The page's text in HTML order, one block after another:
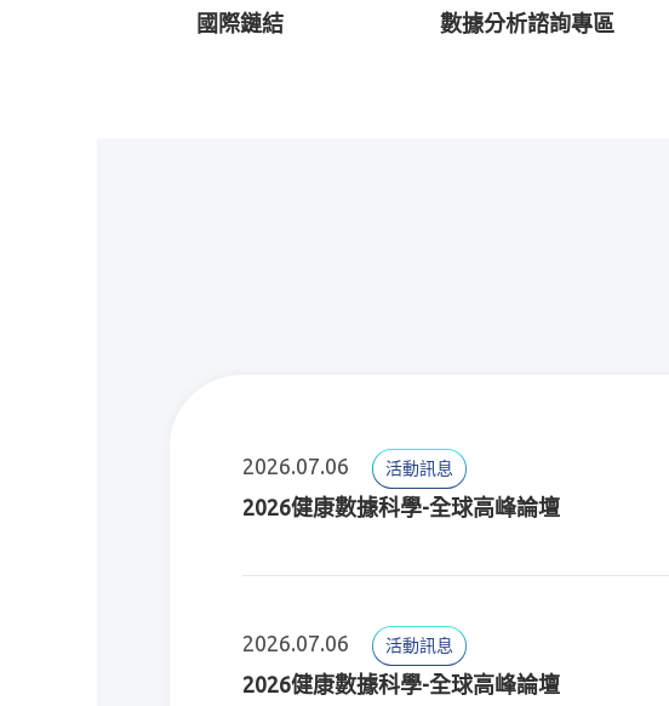
國際鏈結 數據分析諮詢專區
2026.07.06 活動訊息
2026健康數據科學-全球高峰論壇
2026.07.06 活動訊息
2026健康數據科學-全球高峰論壇